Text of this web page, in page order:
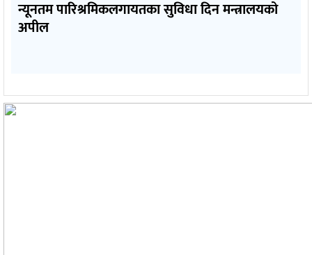
न्यूनतम पारिश्रमिकलगायतका सुविधा दिन मन्त्रालयको
अपील